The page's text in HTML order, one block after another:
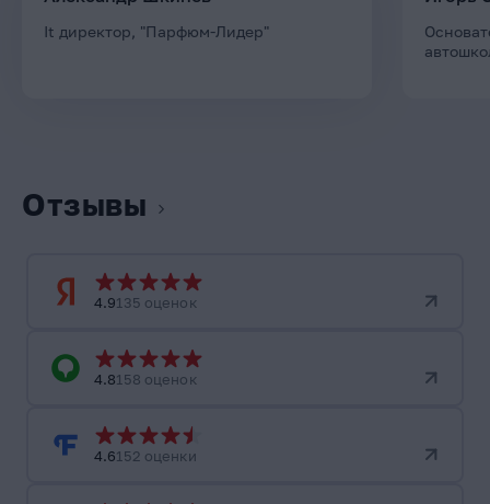
It директор, "Парфюм-Лидер"
Отзывы
4.9135 оценок
4.8158 оценок
4.6152 оценки